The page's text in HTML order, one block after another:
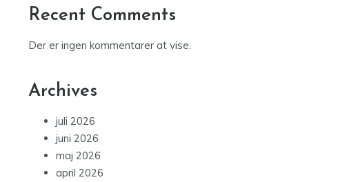
Recent Comments
Der er ingen kommentarer at vise.
Archives
juli 2026
juni 2026
maj 2026
april 2026